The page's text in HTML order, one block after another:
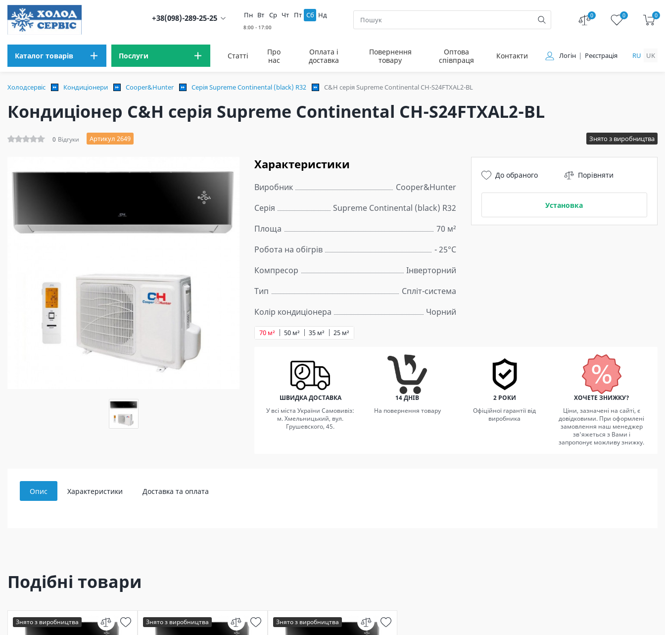
+38(098)-289-25-25 Пн Вт Ср Чт Пт Сб Нд 0 0 0
Каталог товарів Послуги Статті
Про
нас
Оплата і
доставка
Повернення
товару
Оптова
співпраця
Контакти Логін Реєстрація RU UK
Холодсервіс Кондиціонери Cooper&Hunter Серія Supreme Continental (black) R32 C&H cерія Supreme Continental CH-S24FTXAL2-BL
Кондиціонер C&H cерія Supreme Continental CH-S24FTXAL2-BL
0 Відгуки Артикул 2649 Знято з виробництва
Характеристики
Виробник
Cooper&Hunter
Серія
Supreme Continental (black) R32
Площа
70 м²
Робота на обігрів
- 25°C
Компресор
Інверторний
Тип
Спліт-система
Колір кондиціонера
Чорний
50 м²
70 м² 35 м² 25 м²
До обраного Порівняти
Установка
ШВИДКА ДОСТАВКА
У всі міста України Самовивіз:
м. Хмельницький, вул.
Грушевского, 45.
14 ДНІВ
На повернення товару
2 РОКИ
Офіційної гарантії від
виробника
ХОЧЕТЕ ЗНИЖКУ?
Ціни, зазначені на сайті, є
довідковими. При оформлені
замовлення наш менеджер
зв'яжеться з Вами і
запропонує можливу знижку.
Опис Характеристики Доставка та оплата
Подібні товари
Знято з виробництва Знято з виробництва Знято з виробництва